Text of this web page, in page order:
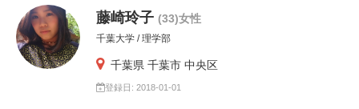
藤崎玲子 (33)女性
千葉大学 / 理学部
千葉県 千葉市 中央区
登録日: 2018-01-01